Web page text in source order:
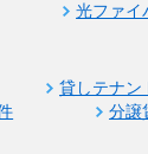
光ファイ
貸しテナン
分譲